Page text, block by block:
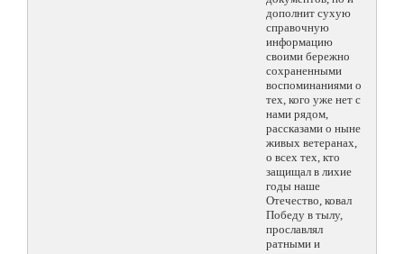
дополнит сухую
справочную
информацию
своими бережно
сохраненными
воспоминаниями о
тех, кого уже нет с
нами рядом,
рассказами о ныне
живых ветеранах,
о всех тех, кто
защищал в лихие
годы наше
Отечество, ковал
Победу в тылу,
прославлял
ратными и